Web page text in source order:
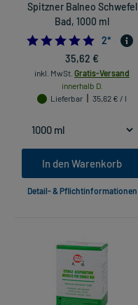
Spitzner Balneo Schwefel
Bad, 1000 ml
5.0
2*
35,62 €
inkl. MwSt. Gratis-Versand
innerhalb D.
Lieferbar
35,62 € / l
In den Warenkorb
Detail- & Pflichtinformationen